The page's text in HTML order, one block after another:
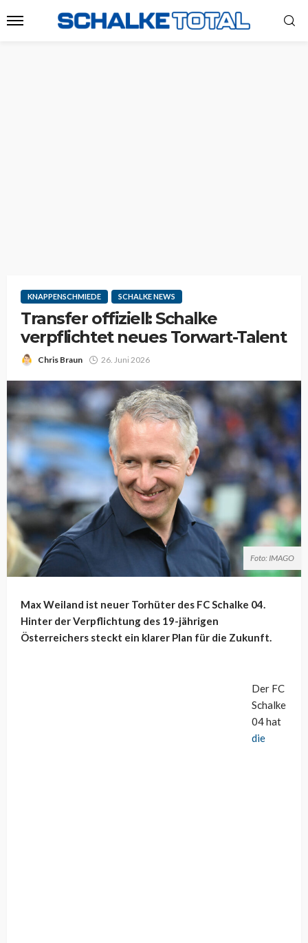
KNAPPENSCHMIEDE SCHALKE NEWS
Transfer offiziell: Schalke
verpflichtet neues Torwart-Talent
Chris Braun 26. Juni 2026
Foto: IMAGO
Max Weiland ist neuer Torhüter des FC Schalke 04.
Hinter der Verpflichtung des 19-jährigen
Österreichers steckt ein klarer Plan für die Zukunft.
Der FC
Schalke
04 hat
die